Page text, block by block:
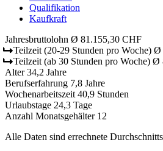
Qualifikation
Kaufkraft
Jahresbruttolohn Ø 81.155,30 CHF
Teilzeit (20-29 Stunden pro Woche) Ø
Teilzeit (ab 30 Stunden pro Woche) Ø
Alter 34,2 Jahre
Berufserfahrung 7,8 Jahre
Wochenarbeitszeit 40,9 Stunden
Urlaubstage 24,3 Tage
Anzahl Monatsgehälter 12
Alle Daten sind errechnete